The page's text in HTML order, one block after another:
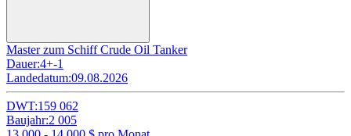
Master zum Schiff Crude Oil Tanker
Dauer:4+-1
Landedatum:09.08.2026
DWT:159 062
Baujahr:2 005